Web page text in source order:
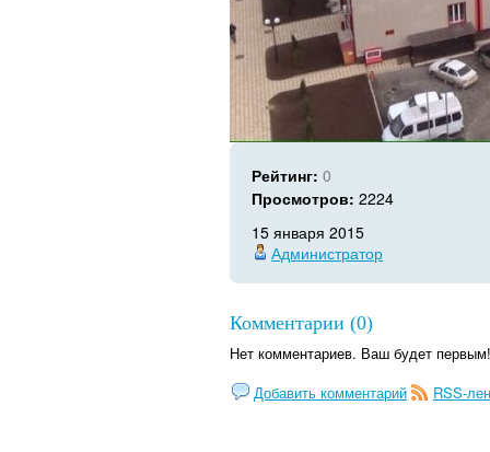
Рейтинг: 0
Просмотров: 2224
15 января 2015
Администратор
Комментарии (0)
Нет комментариев. Ваш будет первым!
Добавить комментарий
RSS-